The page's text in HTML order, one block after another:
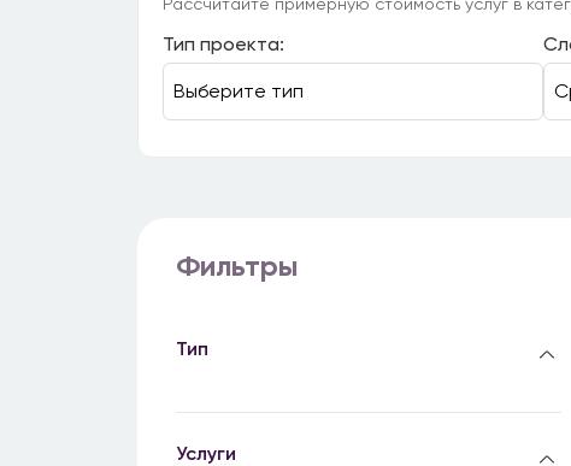
Тип проекта:
Фильтры
Тип
Услуги